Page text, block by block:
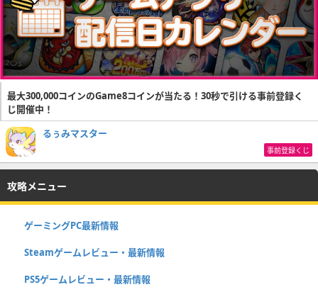
最大300,000コインのGame8コインが当たる！30秒で引ける事前登録く
じ開催中！
るぅみマスター
事前登録くじ
攻略メニュー
ゲーミングPC最新情報
Steamゲームレビュー・最新情報
PS5ゲームレビュー・最新情報